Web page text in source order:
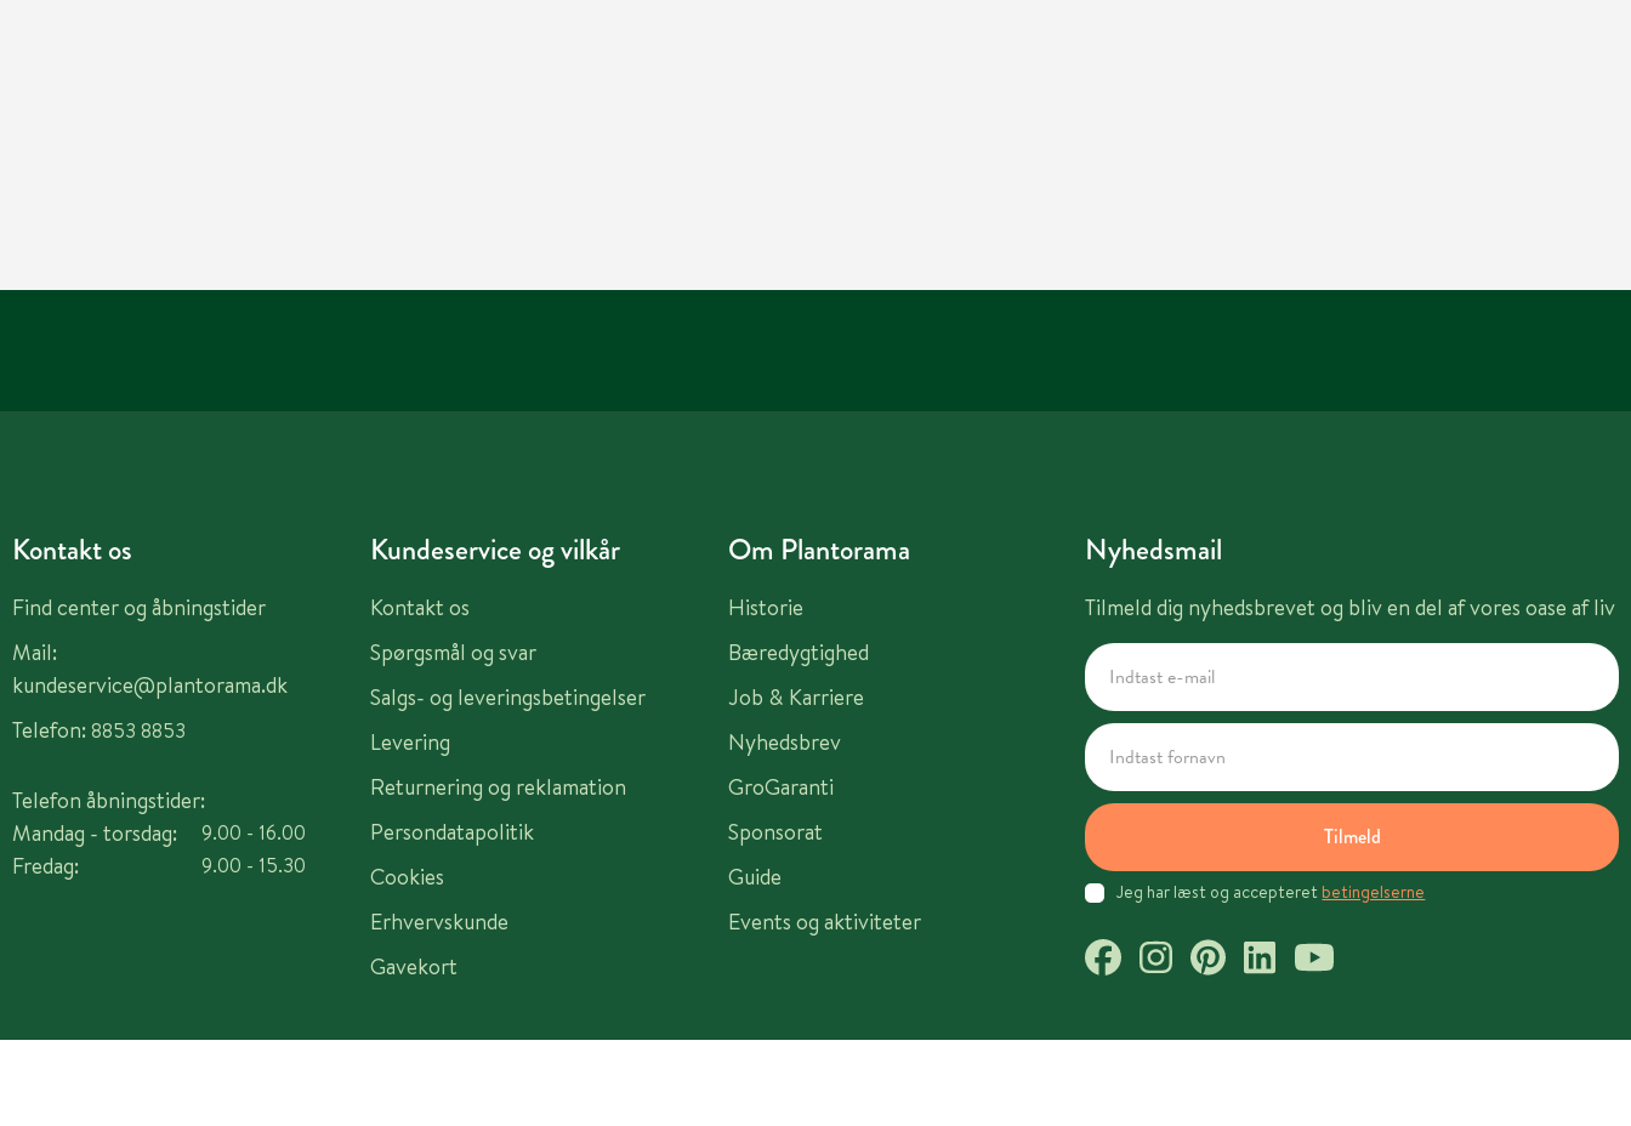
Kontakt os
Find center og åbningstider
Mail:
kundeservice@plantorama.dk
Telefon: 8853 8853
Telefon åbningstider:
Mandag - torsdag:
Fredag:
9.00 - 16.00
9.00 - 15.30
Kundeservice og vilkår
Kontakt os
Spørgsmål og svar
Salgs- og leveringsbetingelser
Levering
Returnering og reklamation
Persondatapolitik
Cookies
Erhvervskunde
Gavekort
Om Plantorama
Historie
Bæredygtighed
Job & Karriere
Nyhedsbrev
GroGaranti
Sponsorat
Guide
Events og aktiviteter
Nyhedsmail
Tilmeld dig nyhedsbrevet og bliv en del af vores oase af liv
Tilmeld
Jeg har læst og accepteret betingelserne